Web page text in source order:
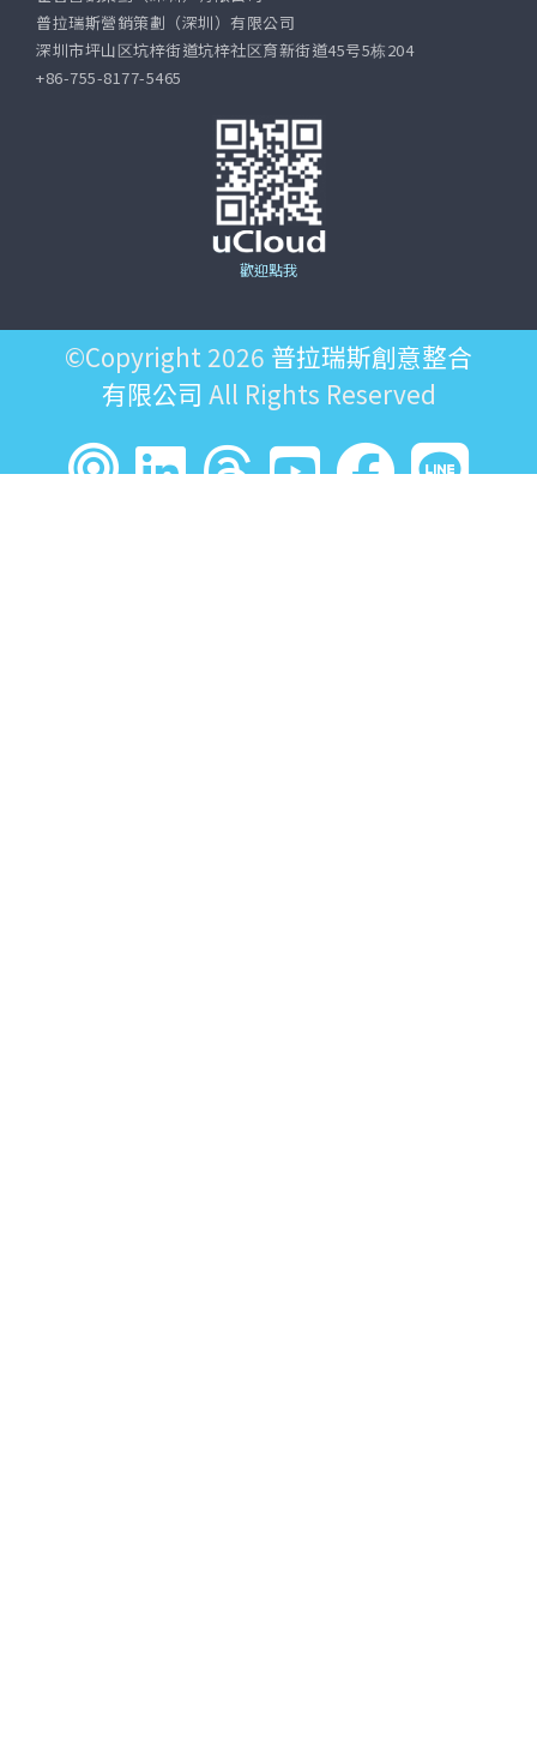
普拉瑞斯營銷策劃（深圳）有限公司
深圳市坪山区坑梓街道坑梓社区育新街道45号5栋204
+86-755-8177-5465
歡迎點我
©Copyright 2026 普拉瑞斯創意整合
有限公司 All Rights Reserved